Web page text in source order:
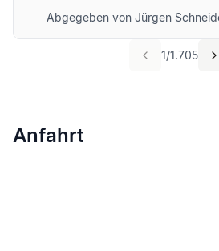
1/1.705
Zeit. Für Frau Moser und das
selbstredend weiterempfehlen!
Abgegeben von Jürgen
Anfahrt